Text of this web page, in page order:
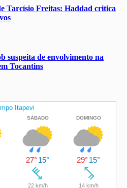
Tarcísio Freitas: Haddad critica
suspeita de envolvimento na
Tocantins